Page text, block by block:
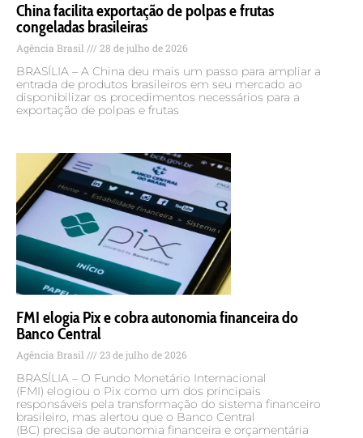
China facilita exportação de polpas e frutas
congeladas brasileiras
Agência Brasil 28 de julho de 2026
BRASÍLIA – A China deu mais um passo para ampliar a
entrada de produtos brasileiros em seu mercado ao
disponibilizar os procedimentos necessários para a
exportação de polpas e frutas
FMI elogia Pix e cobra autonomia financeira do
Banco Central
Agência Brasil 23 de julho de 2026
BRASÍLIA – O Fundo Monetário Internacional
(FMI) elogiou o Pix como um dos principais
responsáveis pela transformação do sistema financeiro
brasileiro, mas alertou que o Banco Central
(BC) precisa de autonomia financeira e orçamentária